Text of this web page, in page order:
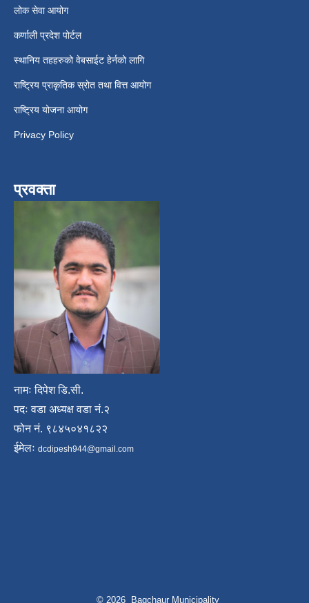
लोक सेवा आयोग
कर्णाली प्रदेश पोर्टल
स्थानिय तहहरुको वेबसाईट हेर्नको लागि
राष्ट्रिय प्राकृतिक स्रोत तथा वित्त आयोग
राष्ट्रिय योजना आयोग
Privacy Policy
प्रवक्ता
नामः दिपेश डि.सी.
पदः वडा अध्यक्ष वडा नं.२
फोन नं. ९८४५०४१८२२
ईमेलः dcdipesh944@gmail.com
© 2026 Bagchaur Municipality